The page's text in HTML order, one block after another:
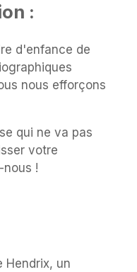
:
d'enfance de
nous efforçons
qui ne va pas
votre
!
Hendrix, un